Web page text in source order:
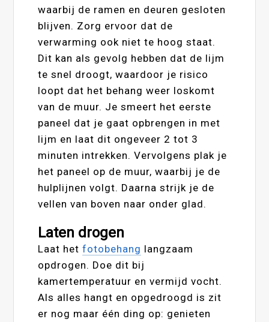
waarbij de ramen en deuren gesloten
blijven. Zorg ervoor dat de
verwarming ook niet te hoog staat.
Dit kan als gevolg hebben dat de lijm
te snel droogt, waardoor je risico
loopt dat het behang weer loskomt
van de muur. Je smeert het eerste
paneel dat je gaat opbrengen in met
lijm en laat dit ongeveer 2 tot 3
minuten intrekken. Vervolgens plak je
het paneel op de muur, waarbij je de
hulplijnen volgt. Daarna strijk je de
vellen van boven naar onder glad.
Laten drogen
Laat hetfotobehang langzaam
opdrogen. Doe dit bij
kamertemperatuur en vermijd vocht.
Als alles hangt en opgedroogd is zit
er nog maar één ding op: genieten